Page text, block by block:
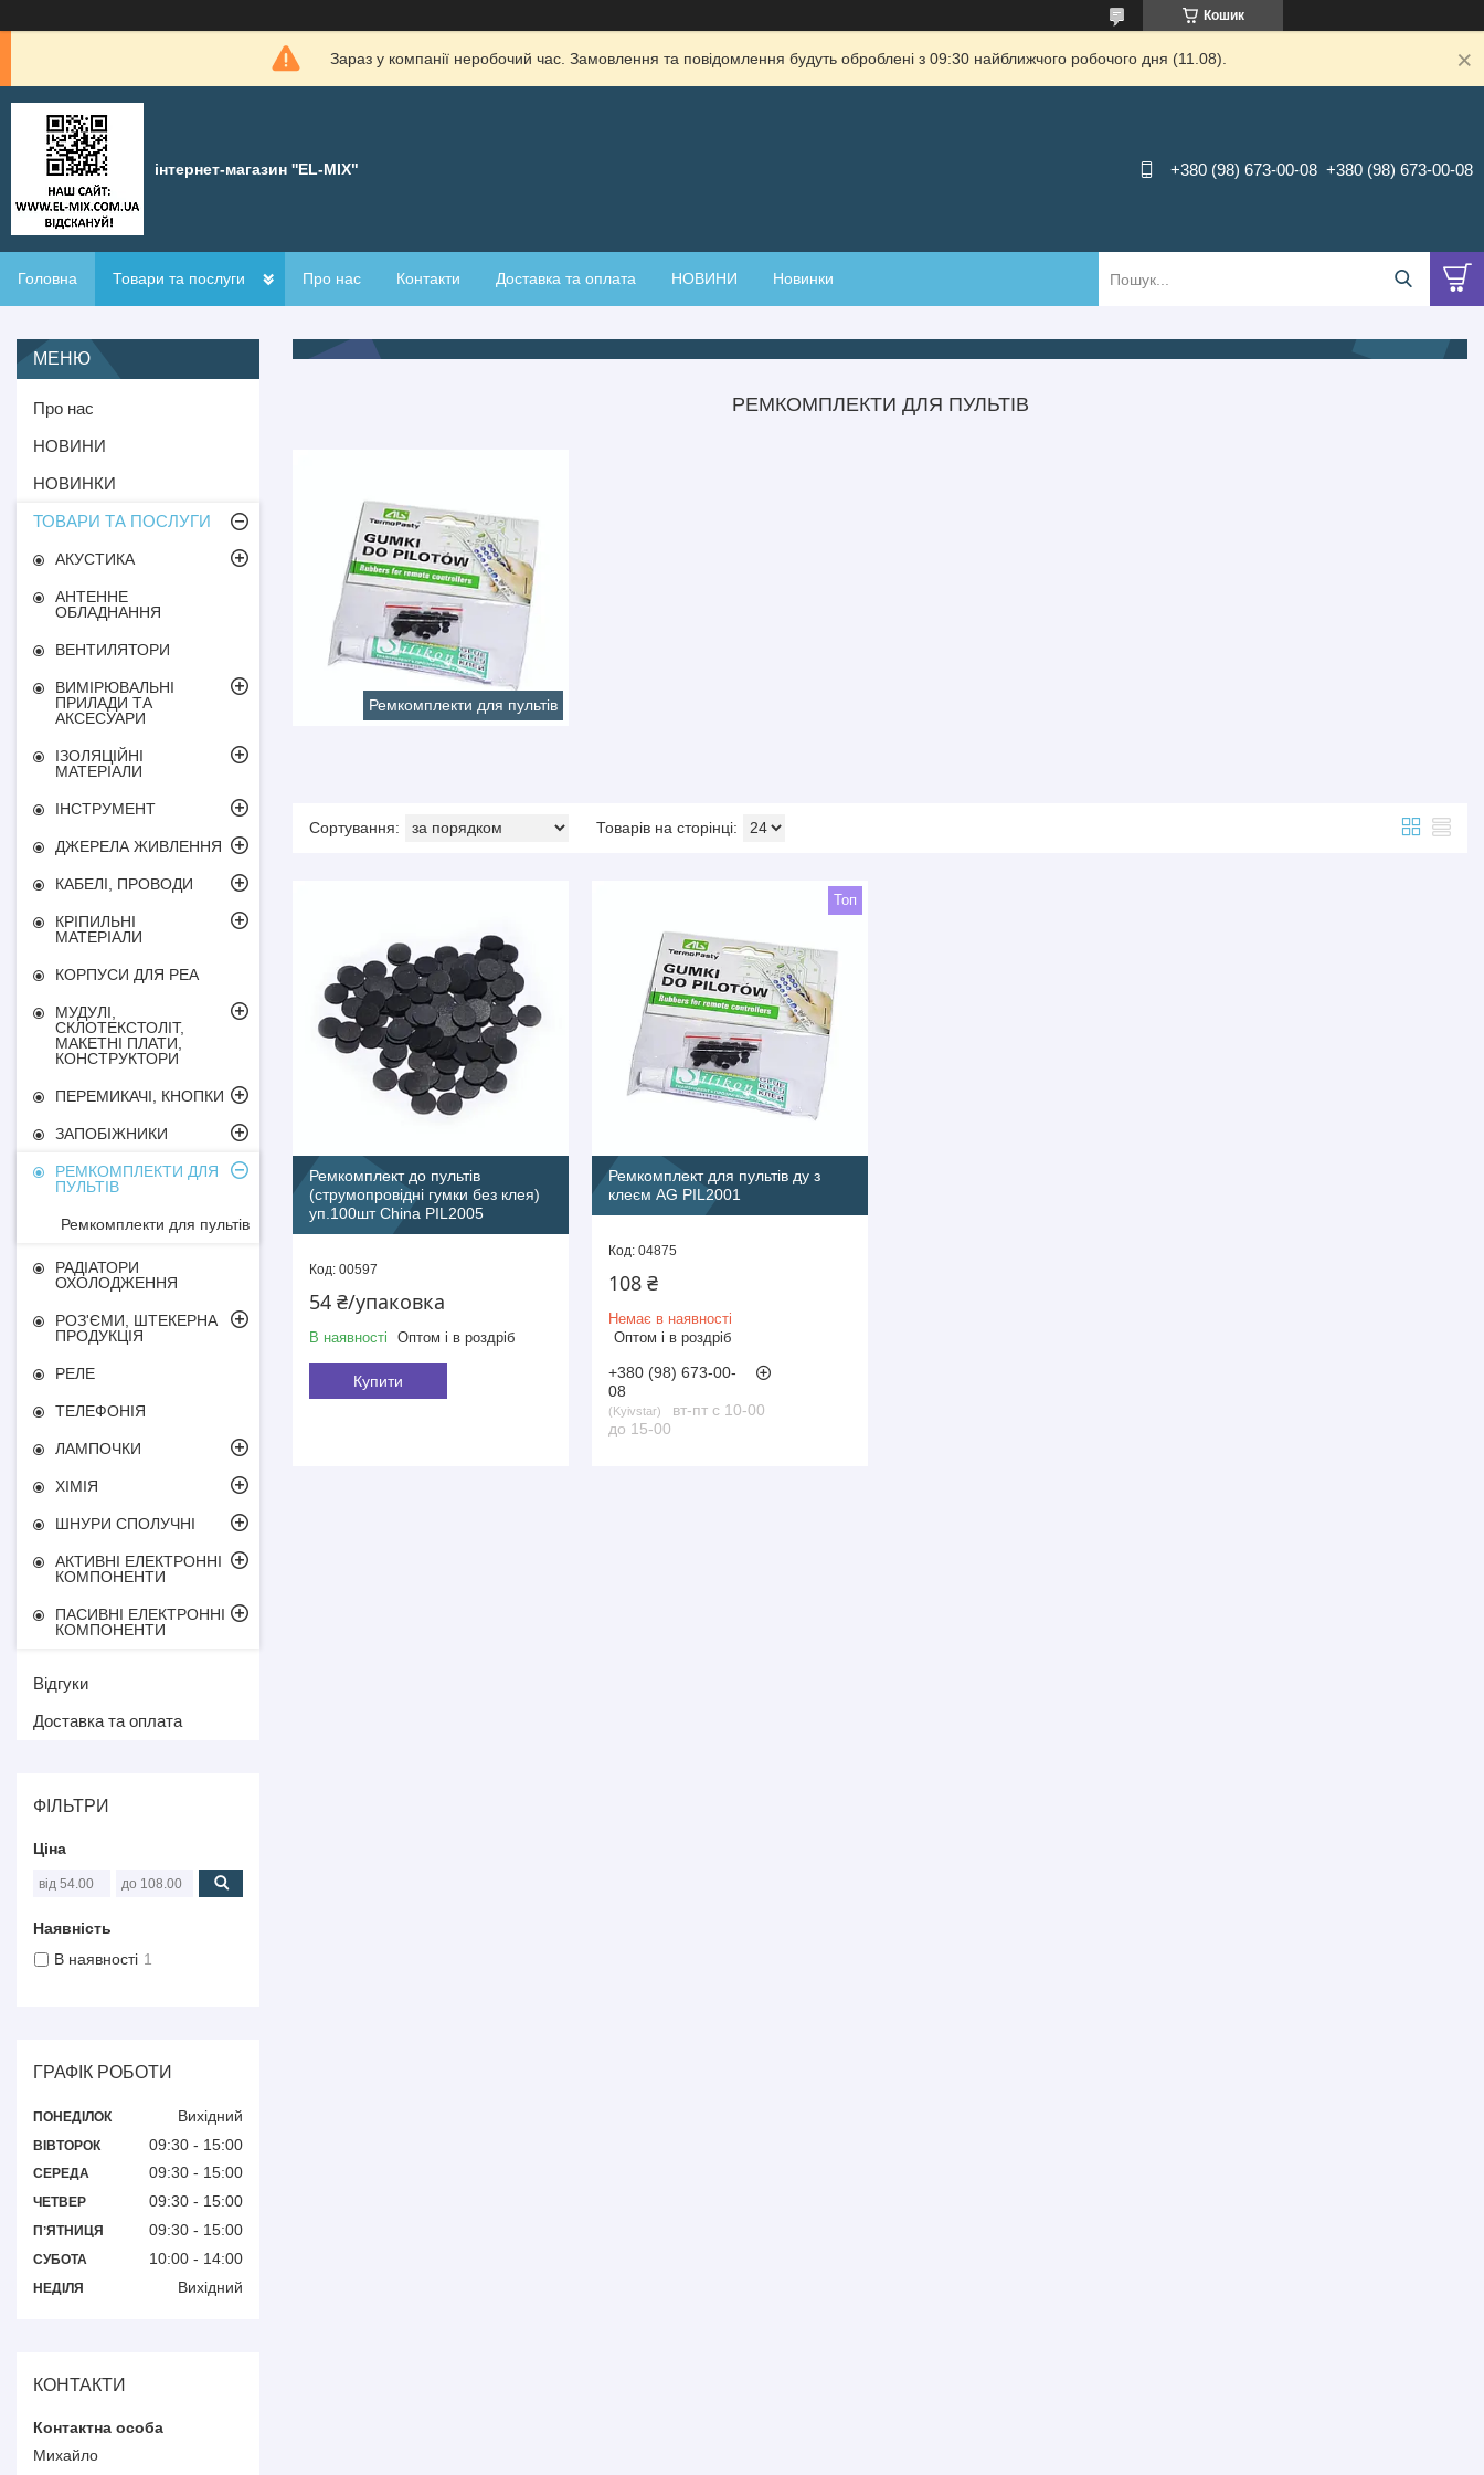
Кошик
Зараз у компанії неробочий час. Замовлення та повідомлення будуть оброблені з 09:30 найближчого робочого дня (11.08).
інтернет-магазин ''EL-MIX" +380 (98) 673-00-08 +380 (98) 673-00-08
Головна Товари та послуги Про нас Контакти Доставка та оплата НОВИНИ Новинки
РЕМКОМПЛЕКТИ ДЛЯ ПУЛЬТІВ
Ремкомплекти для пультів
Ремкомплект до пультів
(струмопровідні гумки без клея)
уп.100шт China PIL2005
00597
54 ₴/упаковка
В наявності Оптом і в роздріб
Купити
Топ
Ремкомплект для пультів ду з
клеєм AG PIL2001
04875
108 ₴
Немає в наявності
Оптом і в роздріб
+380 (98) 673-00-
08
Kyivstar
вт-пт с 10-00
до 15-00
Про нас
НОВИНИ
НОВИНКИ
ТОВАРИ ТА ПОСЛУГИ
АКУСТИКА
АНТЕННЕ
ОБЛАДНАННЯ
ВЕНТИЛЯТОРИ
ВИМІРЮВАЛЬНІ
ПРИЛАДИ ТА
АКСЕСУАРИ
ІЗОЛЯЦІЙНІ
МАТЕРІАЛИ
ІНСТРУМЕНТ
ДЖЕРЕЛА ЖИВЛЕННЯ
КАБЕЛІ, ПРОВОДИ
КРІПИЛЬНІ
МАТЕРІАЛИ
КОРПУСИ ДЛЯ РЕА
МУДУЛІ,
СКЛОТЕКСТОЛІТ,
МАКЕТНІ ПЛАТИ,
КОНСТРУКТОРИ
ПЕРЕМИКАЧІ, КНОПКИ
ЗАПОБІЖНИКИ
РЕМКОМПЛЕКТИ ДЛЯ
ПУЛЬТІВ
Ремкомплекти для пультів
РАДІАТОРИ
ОХОЛОДЖЕННЯ
РОЗ'ЄМИ, ШТЕКЕРНА
ПРОДУКЦІЯ
РЕЛЕ
ТЕЛЕФОНІЯ
ЛАМПОЧКИ
ХІМІЯ
ШНУРИ СПОЛУЧНІ
АКТИВНІ ЕЛЕКТРОННІ
КОМПОНЕНТИ
ПАСИВНІ ЕЛЕКТРОННІ
КОМПОНЕНТИ
Відгуки
Доставка та оплата
ФІЛЬТРИ
Ціна
Наявність
В наявності 1
ГРАФІК РОБОТИ
ПОНЕДІЛОК Вихідний
ВІВТОРОК 09:30 15:00
СЕРЕДА 09:30 15:00
ЧЕТВЕР 09:30 15:00
ПʼЯТНИЦЯ 09:30 15:00
СУБОТА 10:00 14:00
НЕДІЛЯ Вихідний
КОНТАКТИ
Михайло